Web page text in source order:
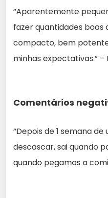
“Aparentemente
fazer quantidades boas
compacto, bem
minhas expectativas.” –
Comentários
“Depois de 1 semana
descascar, sai quando
quando pegamos a